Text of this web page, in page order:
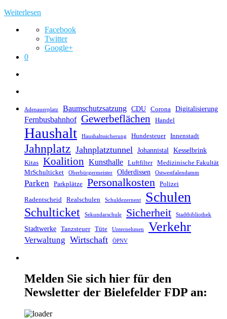
Weiterlesen
Facebook
Twitter
Google+
0
Adenauerplatz Baumschutzsatzung CDU Corona Digitalisierung
Fernbusbahnhof Gewerbeflächen Handel
Haushalt Haushaltssicherung Hundesteuer Innenstadt
Jahnplatz Jahnplatztunnel Johannistal Kesselbrink
Kitas Koalition Kunsthalle Luftfilter
Medizinische Fakultät
MrSchulticket
Oberbürgermeister Olderdissen Ostwestfalendamm
Parken Parkplätze Personalkosten Polizei
Radentscheid Realschulen Schuldezernent Schulen
Schulticket Sekundarschule Sicherheit Stadtbibliothek
Stadtwerke Tanzsteuer Tüte Unternehmen Verkehr
Verwaltung Wirtschaft ÖPNV
Melden Sie sich hier für den
Newsletter der Bielefelder FDP an: